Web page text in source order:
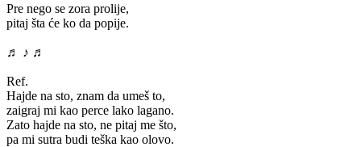
Pre nego se zora prolije,
pitaj šta će ko da popije.
♬ ♪ ♬
Ref.
Hajde na sto, znam da umeš to,
zaigraj mi kao perce lako lagano.
Zato hajde na sto, ne pitaj me što,
pa mi sutra budi teška kao olovo.